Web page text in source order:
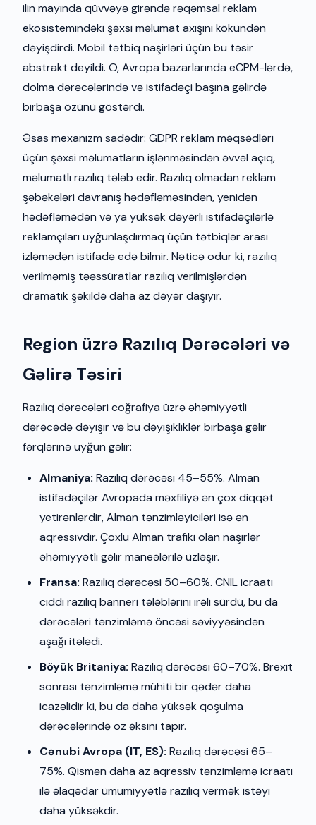
ilin mayında qüvvəyə girəndə rəqəmsal reklam
ekosistemindəki şəxsi məlumat axışını kökündən
dəyişdirdi. Mobil tətbiq naşirləri üçün bu təsir
abstrakt deyildi. O, Avropa bazarlarında eCPM-lərdə,
dolma dərəcələrində və istifadəçi başına gəlirdə
birbaşa özünü göstərdi.
Əsas mexanizm sadədir: GDPR reklam məqsədləri
üçün şəxsi məlumatların işlənməsindən əvvəl açıq,
məlumatlı razılıq tələb edir. Razılıq olmadan reklam
şəbəkələri davranış hədəfləməsindən, yenidən
hədəfləmədən və ya yüksək dəyərli istifadəçilərlə
reklamçıları uyğunlaşdırmaq üçün tətbiqlər arası
izləmədən istifadə edə bilmir. Nəticə odur ki, razılıq
verilməmiş təəssüratlar razılıq verilmişlərdən
dramatik şəkildə daha az dəyər daşıyır.
Region üzrə Razılıq Dərəcələri və
Gəlirə Təsiri
Razılıq dərəcələri coğrafiya üzrə əhəmiyyətli
dərəcədə dəyişir və bu dəyişikliklər birbaşa gəlir
fərqlərinə uyğun gəlir:
Almaniya: Razılıq dərəcəsi 45–55%. Alman
istifadəçilər Avropada məxfiliyə ən çox diqqət
yetirənlərdir, Alman tənzimləyiciləri isə ən
aqressivdir. Çoxlu Alman trafiki olan naşirlər
əhəmiyyətli gəlir maneələrilə üzləşir.
Fransa: Razılıq dərəcəsi 50–60%. CNIL icraatı
ciddi razılıq banneri tələblərini irəli sürdü, bu da
dərəcələri tənzimləmə öncəsi səviyyəsindən
aşağı itələdi.
Böyük Britaniya: Razılıq dərəcəsi 60–70%. Brexit
sonrası tənzimləmə mühiti bir qədər daha
icazəlidir ki, bu da daha yüksək qoşulma
dərəcələrində öz əksini tapır.
Cənubi Avropa (IT, ES): Razılıq dərəcəsi 65–
75%. Qismən daha az aqressiv tənzimləmə icraatı
ilə əlaqədar ümumiyyətlə razılıq vermək istəyi
daha yüksəkdir.